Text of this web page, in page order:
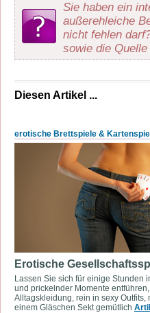
Sie haben ein
außerehleiche
nicht fehlen
sowie die
Diesen Artikel ...
erotische Brettspiele &
Erotische
Lassen Sie sich für einige Stunden
und prickelnder Momente
Alltagskleidung, rein in sexy Outfits,
einem Gläschen Sekt gemütlich